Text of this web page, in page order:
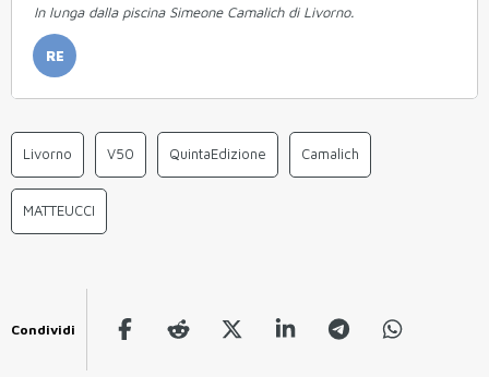
In lunga dalla piscina Simeone Camalich di Livorno.
RE
Livorno V50 QuintaEdizione Camalich
MATTEUCCI
Condividi